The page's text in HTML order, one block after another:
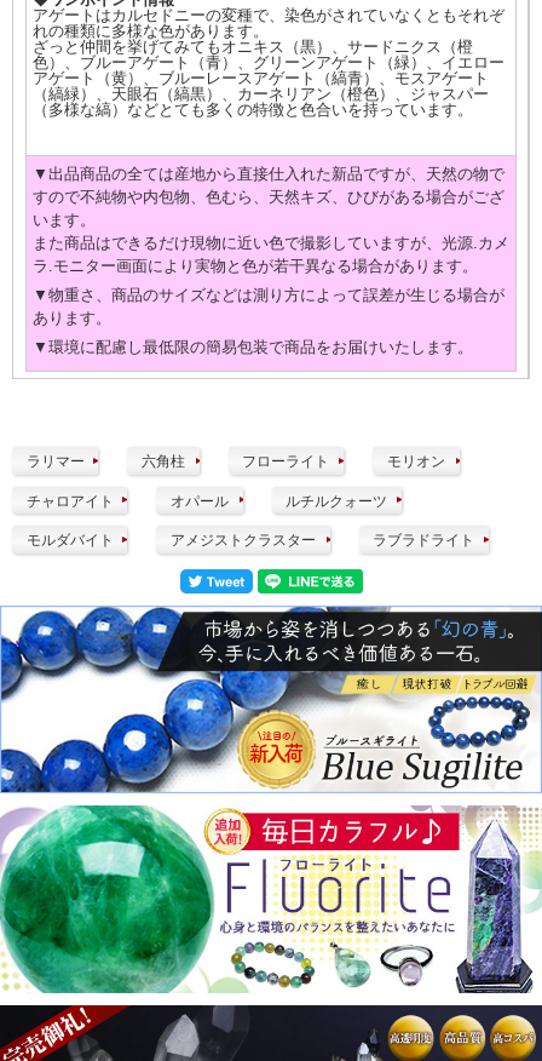
アゲートはカルセドニーの変種で、染色がされていなくともそれぞ
れの種類に多様な色があります。
ざっと仲間を挙げてみてもオニキス（黒）、サードニクス（橙
色）、ブルーアゲート（青）、グリーンアゲート（緑）、イエロー
アゲート（黄）、ブルーレースアゲート（縞青）、モスアゲート
（縞緑）、天眼石（縞黒）、カーネリアン（橙色）、ジャスパー
（多様な縞）などとても多くの特徴と色合いを持っています。
▼出品商品の全ては産地から直接仕入れた新品ですが、天然の物で
すので不純物や内包物、色むら、天然キズ、ひびがある場合がござ
います。
また商品はできるだけ現物に近い色で撮影していますが、光源.カメ
ラ.モニター画面により実物と色が若干異なる場合があります。
▼物重さ、商品のサイズなどは測り方によって誤差が生じる場合が
あります。
▼環境に配慮し最低限の簡易包装で商品をお届けいたします。
ラリマー 六角柱 フローライト モリオン
チャロアイト オパール ルチルクォーツ
モルダバイト アメジストクラスター ラブラドライト